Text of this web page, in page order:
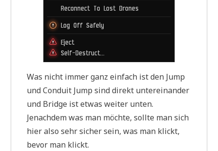
Was nicht immer ganz einfach ist den Jump
und Conduit Jump sind direkt untereinander
und Bridge ist etwas weiter unten.
Jenachdem was man möchte, sollte man sich
hier also sehr sicher sein, was man klickt,
bevor man klickt.